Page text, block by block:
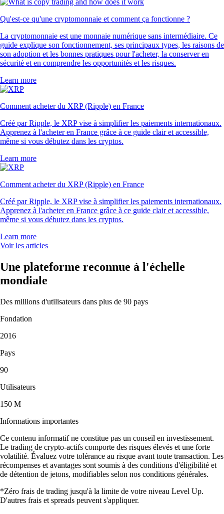
Qu'est-ce qu'une cryptomonnaie et comment ça fonctionne ?
La cryptomonnaie est une monnaie numérique sans intermédiaire. Ce
guide explique son fonctionnement, ses principaux types, les raisons de
son adoption et les bonnes pratiques pour l'acheter, la conserver en
sécurité et en comprendre les opportunités et les risques.
Learn more
Comment acheter du XRP (Ripple) en France
Créé par Ripple, le XRP vise à simplifier les paiements internationaux.
Apprenez à l'acheter en France grâce à ce guide clair et accessible,
même si vous débutez dans les cryptos.
Learn more
Comment acheter du XRP (Ripple) en France
Créé par Ripple, le XRP vise à simplifier les paiements internationaux.
Apprenez à l'acheter en France grâce à ce guide clair et accessible,
même si vous débutez dans les cryptos.
Learn more
Voir les articles
Une plateforme reconnue à l'échelle
mondiale
Des millions d'utilisateurs dans plus de 90 pays
Fondation
2016
Pays
90
Utilisateurs
150 M
Informations importantes
Ce contenu informatif ne constitue pas un conseil en investissement.
Le trading de crypto-actifs comporte des risques élevés et une forte
volatilité. Évaluez votre tolérance au risque avant toute transaction. Les
récompenses et avantages sont soumis à des conditions d'éligibilité et
de détention de jetons, modifiables selon nos conditions générales.
*Zéro frais de trading jusqu'à la limite de votre niveau Level Up.
D'autres frais et spreads peuvent s'appliquer.